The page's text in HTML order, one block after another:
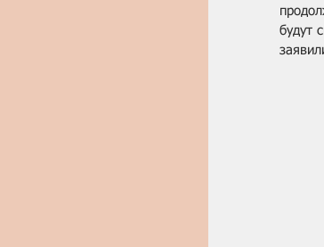
будут